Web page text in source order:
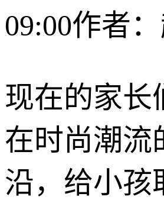
09:00作者
现在的家长
在时尚潮流
沿，给小孩